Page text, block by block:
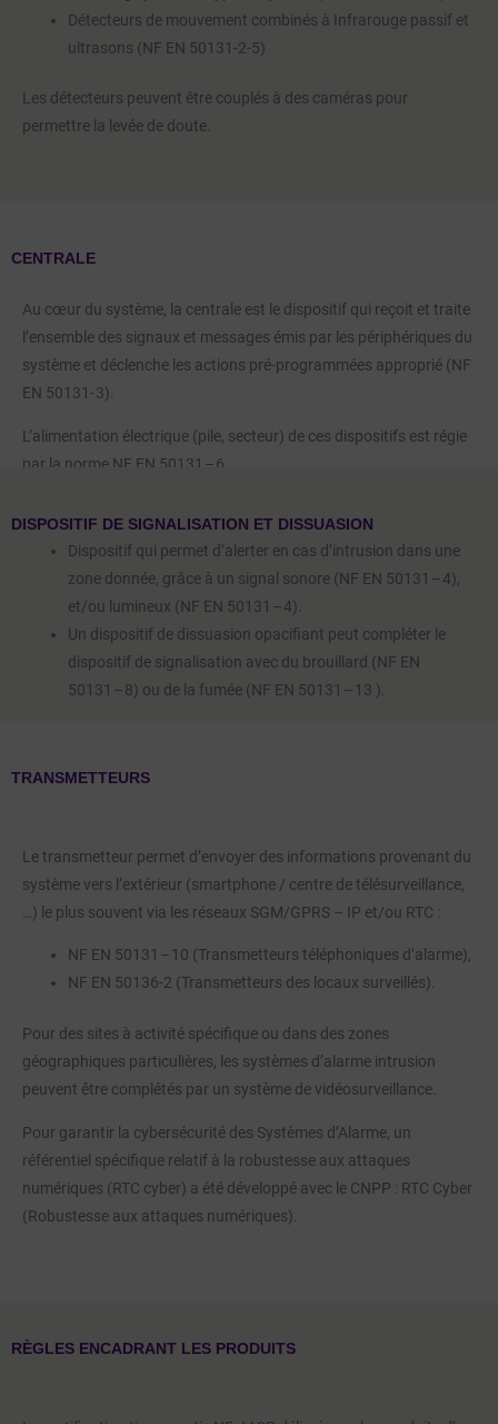
Détecteurs de mouvement combinés à Infrarouge passif et
ultrasons (NF EN 50131-2-5)
Les détecteurs peuvent être couplés à des caméras pour
permettre la levée de doute.
CENTRALE
Au cœur du système, la centrale est le dispositif qui reçoit et traite
l’ensemble des signaux et messages émis par les périphériques du
système et déclenche les actions pré-programmées approprié (NF
EN 50131- 3).
L’alimentation électrique (pile, secteur) de ces dispositifs est régie
par la norme NF EN 50131 – 6.
DISPOSITIF DE SIGNALISATION ET DISSUASION
Dispositif qui permet d’alerter en cas d’intrusion dans une
zone donnée, grâce à un signal sonore (NF EN 50131 – 4),
et/ou lumineux (NF EN 50131 – 4).
Un dispositif de dissuasion opacifiant peut compléter le
dispositif de signalisation avec du brouillard (NF EN
50131 – 8) ou de la fumée (NF EN 50131 – 13 ).
TRANSMETTEURS
Le transmetteur permet d’envoyer des informations provenant du
système vers l’extérieur (smartphone / centre de télésurveillance,
…) le plus souvent via les réseaux SGM/GPRS – IP et/ou RTC :
NF EN 50131 – 10 (Transmetteurs téléphoniques d’alarme),
NF EN 50136-2 (Transmetteurs des locaux surveillés).
Pour des sites à activité spécifique ou dans des zones
géographiques particulières, les systèmes d’alarme intrusion
peuvent être complétés par un système de vidéosurveillance.
Pour garantir la cybersécurité des Systèmes d’Alarme, un
référentiel spécifique relatif à la robustesse aux attaques
numériques (RTC cyber) a été développé avec le CNPP : RTC Cyber
(Robustesse aux attaques numériques).
RÈGLES ENCADRANT LES PRODUITS